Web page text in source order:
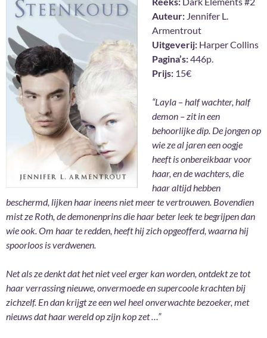
Auteur: Jennifer L.
Armentrout
Uitgeverij: Harper Collins
Pagina’s:446p.
Prijs: 15€
“Layla – half wachter, half
demon – zit in een
behoorlijke dip. De jongen op
wie ze al jaren een oogje
heeft is onbereikbaar voor
haar, en de wachters, die
haar altijd hebben
beschermd, lijken haar ineens niet meer te vertrouwen. Bovendien
mist ze Roth, de demonenprins die haar beter leek te begrijpen dan
wie ook. Om haar te redden, heeft hij zich opgeofferd, waarna hij
spoorloos is verdwenen.
Net als ze denkt dat het niet veel erger kan worden, ontdekt ze tot
haar verrassing nieuwe, onvermoede en supercoole krachten bij
zichzelf. En dan krijgt ze een wel heel onverwachte bezoeker, met
nieuws dat haar wereld op zijn kop zet …”